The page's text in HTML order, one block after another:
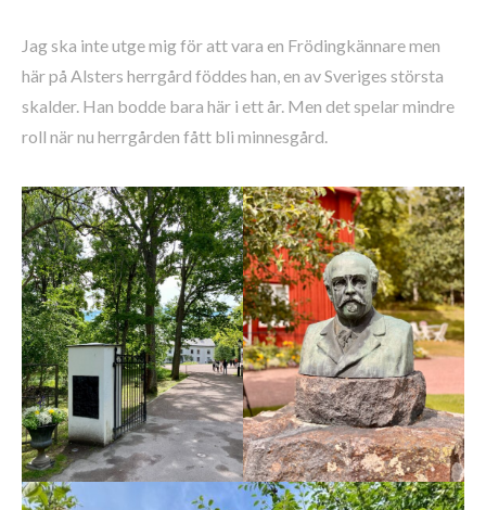
Jag ska inte utge mig för att vara en Frödingkännare men
här på Alsters herrgård föddes han, en av Sveriges största
skalder. Han bodde bara här i ett år. Men det spelar mindre
roll när nu herrgården fått bli minnesgård.